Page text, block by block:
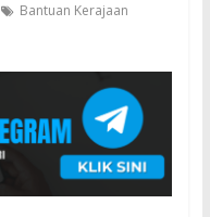
Bantuan Kerajaan